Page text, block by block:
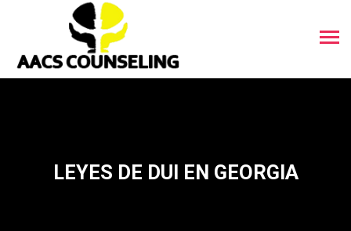
LEYES DE DUI EN GEORGIA